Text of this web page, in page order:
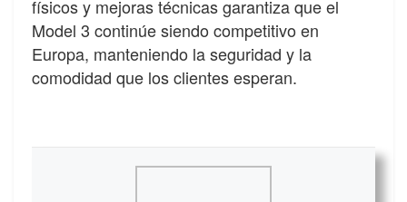
físicos y mejoras técnicas garantiza que el
Model 3 continúe siendo competitivo en
Europa, manteniendo la seguridad y la
comodidad que los clientes esperan.